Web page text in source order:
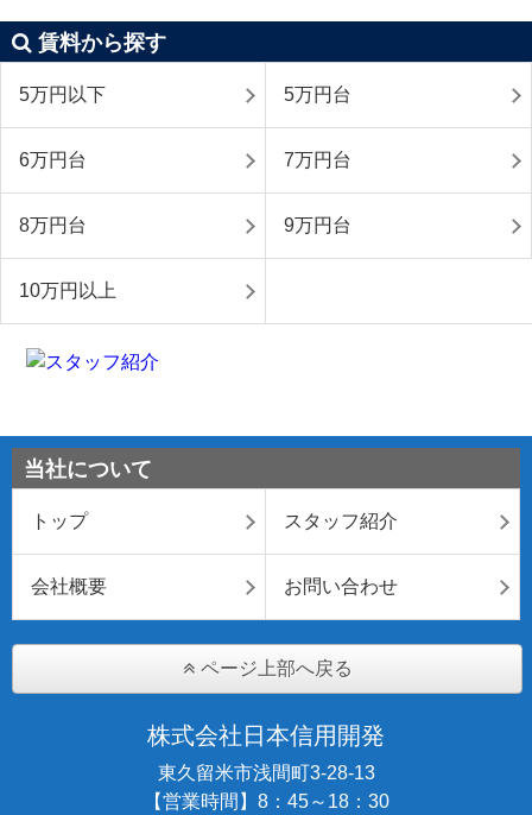
賃料から探す
5万円以下 5万円台
6万円台 7万円台
8万円台 9万円台
10万円以上
当社について
トップ スタッフ紹介
会社概要 お問い合わせ
ページ上部へ戻る
株式会社日本信用開発
東久留米市浅間町3-28-13
【営業時間】8：45～18：30